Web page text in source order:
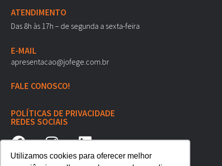
Utilizamos cookies para oferecer melhor
ATENDIMENTO
Das 8h às 17h – de segunda a sexta-feira
E-MAIL
apresentacao@jofege.com.br
FALE CONOSCO!
POLÍTICAS DE PRIVACIDADE
REDES SOCIAIS